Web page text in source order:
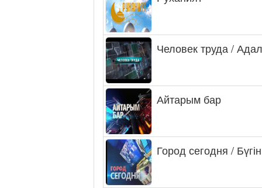
Человек труда /
Айтарым бар
Город сегодня /